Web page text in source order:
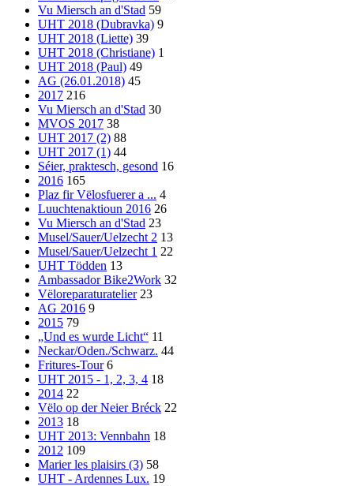
Vu Miersch an d'Stad 59
UHT 2018 (Dubravka) 9
UHT 2018 (Liette) 39
UHT 2018 (Christiane) 1
UHT 2018 (Paul) 49
AG (26.01.2018) 45
2017 216
Vu Miersch an d'Stad 30
MVOS 2017 38
UHT 2017 (2) 88
UHT 2017 (1) 44
Séier, praktesch, gesond 16
2016 165
Plaz fir Vëlosfuerer a ... 4
Luuchtenaktioun 2016 26
Vu Miersch an d'Stad 23
Musel/Sauer/Uelzecht 2 13
Musel/Sauer/Uelzecht 1 22
UHT Tödden 13
Ambassador Bike2Work 32
Vëloreparaturatelier 23
AG 2016 9
2015 79
„Und es wurde Licht“ 11
Neckar/Oden./Schwarz. 44
Fritures-Tour 6
UHT 2015 - 1, 2, 3, 4 18
2014 22
Vëlo op der Neier Bréck 22
2013 18
UHT 2013: Vennbahn 18
2012 109
Marier les plaisirs (3) 58
UHT - Ardennes Lux. 19